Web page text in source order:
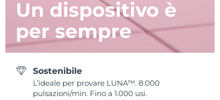
Un dispositivo è
per sempre
Sostenibile
L’ideale per provare LUNA™. 8.000
pulsazioni/min. Fino a 1.000 usi.